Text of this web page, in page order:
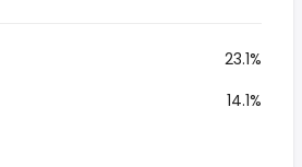
23.1%
14.1%